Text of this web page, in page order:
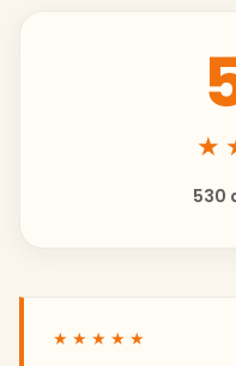
530
★★★★★